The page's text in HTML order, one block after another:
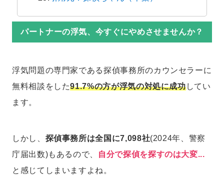
パートナーの浮気、今すぐにやめさせませんか？
浮気問題の専門家である探偵事務所のカウンセラーに
無料相談をした91.7%の方が浮気の対処に成功してい
ます。
しかし、 探偵事務所は全国に7,098社(2024年、警察
庁届出数)もあるので、
自分で探偵を探すのは大変...
と感じてしまいますよね。